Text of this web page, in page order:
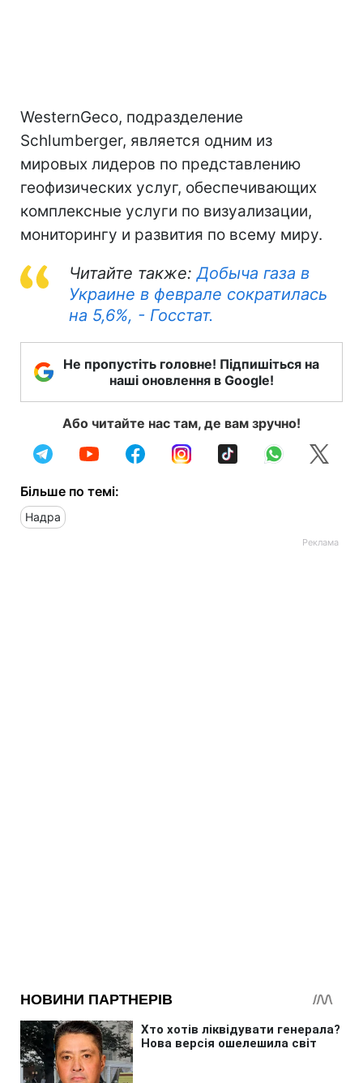
WesternGeco, подразделение
Schlumberger, является одним из
мировых лидеров по представлению
геофизических услуг, обеспечивающих
комплексные услуги по визуализации,
мониторингу и развития по всему миру.
Читайте также:Добыча газа в
Украине в феврале сократилась
на 5,6%, - Госстат.
Не пропустіть головне! Підпишіться на
наші оновлення в Google!
Або читайте нас там, де вам зручно!
Більше по темі:
Надра